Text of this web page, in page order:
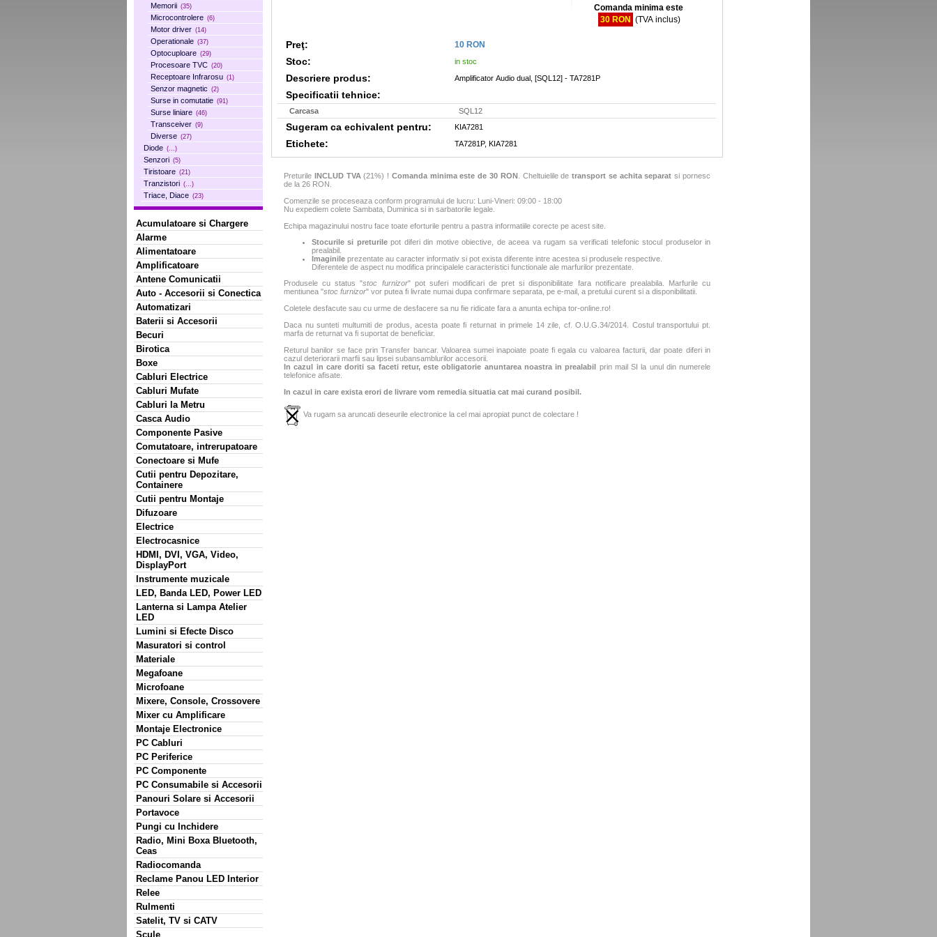
Memorii (35)
Microcontrolere (6)
Motor driver (14)
Operationale (37)
Optocuploare (29)
Procesoare TVC (20)
Receptoare Infrarosu (1)
Senzor magnetic (2)
Surse in comutatie (91)
Surse liniare (46)
Transceiver (9)
Diverse (27)
Diode (...)
Senzori (5)
Tiristoare (21)
Tranzistori (...)
Triace, Diace (23)
Acumulatoare si Chargere
Alarme
Alimentatoare
Amplificatoare
Antene Comunicatii
Auto - Accesorii si Conectica
Automatizari
Baterii si Accesorii
Becuri
Birotica
Boxe
Cabluri Electrice
Cabluri Mufate
Cabluri la Metru
Casca Audio
Componente Pasive
Comutatoare, intrerupatoare
Conectoare si Mufe
Cutii pentru Depozitare,
Containere
Cutii pentru Montaje
Difuzoare
Electrice
Electrocasnice
HDMI, DVI, VGA, Video,
DisplayPort
Instrumente muzicale
LED, Banda LED, Power LED
Lanterna si Lampa Atelier
LED
Lumini si Efecte Disco
Masuratori si control
Materiale
Megafoane
Microfoane
Mixere, Console, Crossovere
Mixer cu Amplificare
Montaje Electronice
PC Cabluri
PC Periferice
PC Componente
PC Consumabile si Accesorii
Panouri Solare si Accesorii
Portavoce
Pungi cu Inchidere
Radio, Mini Boxa Bluetooth,
Ceas
Radiocomanda
Reclame Panou LED Interior
Relee
Rulmenti
Satelit, TV si CATV
Scule
Comanda minima este
30 RON (TVA inclus)
Preţ: 10 RON
Stoc: in stoc
Descriere produs: Amplificator Audio dual, [SQL12] - TA7281P
Specificatii tehnice:
Carcasa SQL12
Sugeram ca echivalent pentru: KIA7281
Etichete: TA7281P, KIA7281
Preturile INCLUD TVA (21%) ! Comanda minima este de 30 RON. Cheltuielile detransport se achita separat si pornesc
de la 26 RON.
Comenzile se proceseaza conform programului de lucru: Luni-Vineri: 09:00 - 18:00
Nu expediem colete Sambata, Duminica si in sarbatorile legale.
Echipa magazinului nostru face toate eforturile pentru a pastra informatiile corecte pe acest site.
Stocurile si preturilepot diferi din motive obiective, de aceea va rugam sa verificati telefonic stocul produselor in
prealabil.
Imaginile prezentate au caracter informativ si pot exista diferente intre acestea si produsele respective.
Diferentele de aspect nu modifica principalele caracteristici functionale ale marfurilor prezentate.
Produsele cu status "stoc furnizor" pot suferi modificari de pret si disponibilitate fara notificare prealabila. Marfurile cu
mentiunea "stoc furnizor" vor putea fi livrate numai dupa confirmare separata, pe e-mail, a pretului curent si a disponibilitatii.
Coletele desfacute sau cu urme de desfacere sa nu fie ridicate fara a anunta echipa tor-online.ro!
Daca nu sunteti multumiti de produs, acesta poate fi returnat in primele 14 zile, cf. O.U.G.34/2014. Costul transportului pt.
marfa de returnat va fi suportat de beneficiar.
Returul banilor se face prin Transfer bancar. Valoarea sumei inapoiate poate fi egala cu valoarea facturii, dar poate diferi in
cazul deteriorarii marfii sau lipsei subansamblurilor accesorii.
In cazul in care doriti sa faceti retur, este obligatorie anuntarea noastra in prealabil
prin mail SI la unul din numerele
telefonice afisate.
In cazul in care exista erori de livrare vom remedia situatia cat mai curand posibil.
Va rugam sa aruncati deseurile electronice la cel mai apropiat punct de colectare !